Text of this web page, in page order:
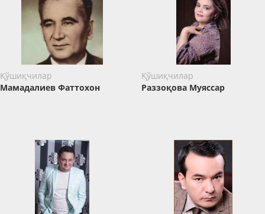
Қўшиқчилар
Мамадалиев Фаттохон
Қўшиқчилар
Раззоқова Муяссар